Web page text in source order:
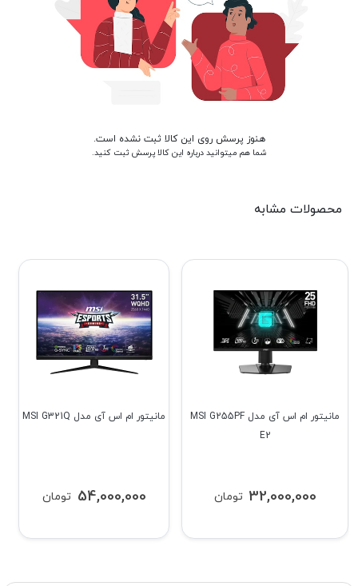
هنوز پرسش روی این کالا ثبت نشده است.
شما هم میتوانید درباره این کالا پرسش ثبت کنید.
محصولات مشابه
مانیتور ام اس آی مدل MSI G321Q
تومان 54,000,000
مانیتور ام اس آی مدل MSI G255PF
E2
تومان 32,000,000